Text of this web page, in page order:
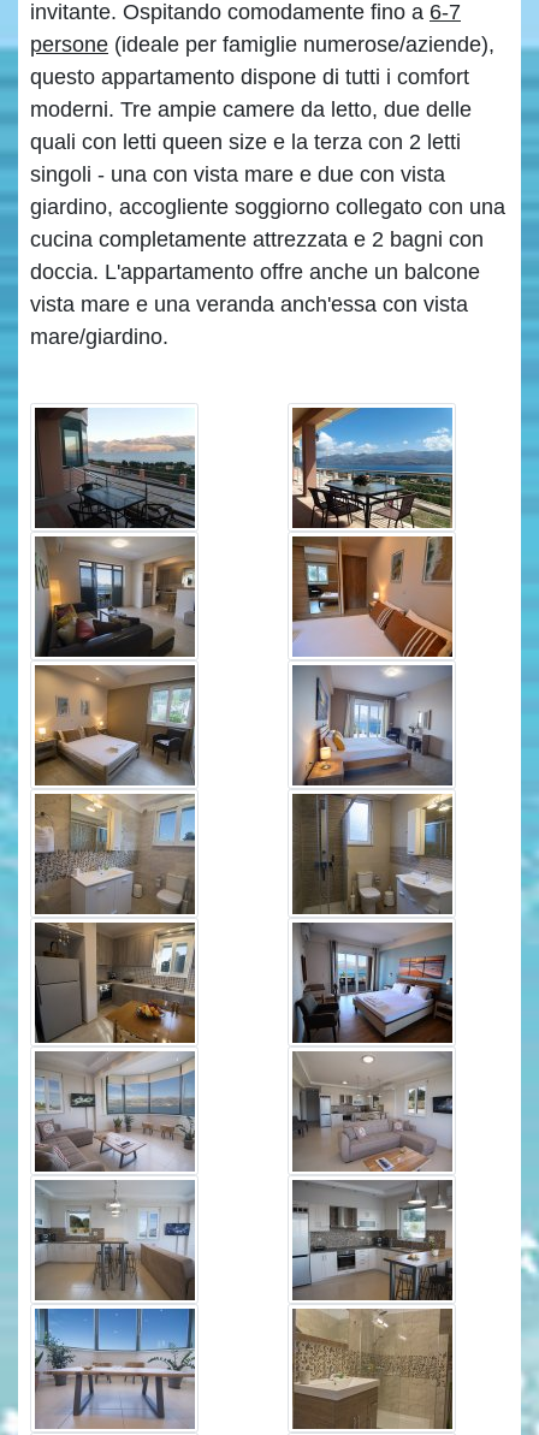
invitante. Ospitando comodamente fino a 6-7
persone (ideale per famiglie numerose/aziende),
questo appartamento dispone di tutti i comfort
moderni. Tre ampie camere da letto, due delle
quali con letti queen size e la terza con 2 letti
singoli - una con vista mare e due con vista
giardino, accogliente soggiorno collegato con una
cucina completamente attrezzata e 2 bagni con
doccia. L'appartamento offre anche un balcone
vista mare e una veranda anch'essa con vista
mare/giardino.